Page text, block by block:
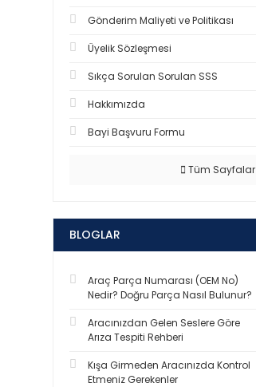
Gönderim Maliyeti ve Politikası
Üyelik Sözleşmesi
Sıkça Sorulan Sorulan SSS
Hakkımızda
Bayi Başvuru Formu
Tüm Sayfalar
BLOGLAR
Araç Parça Numarası (OEM No)
Nedir? Doğru Parça Nasıl Bulunur?
Aracınızdan Gelen Seslere Göre
Arıza Tespiti Rehberi
Kışa Girmeden Aracınızda Kontrol
Etmeniz Gerekenler